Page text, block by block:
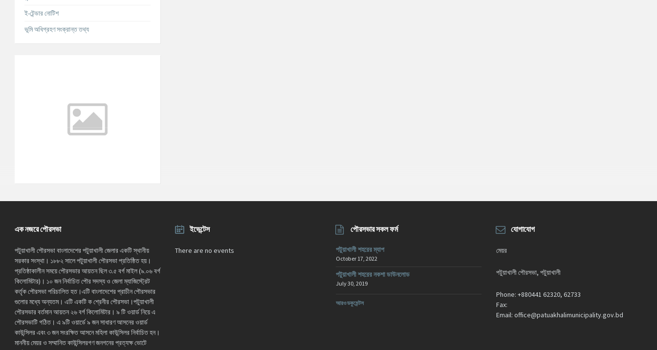
ই-টেন্ডার নোটিশ
ভূমি অধিগ্রহণ সংক্রান্ত তথ্য
এক নজরে পৌরসভা
পটুয়াখালী পৌরসভা বাংলাদেশের পটুয়াখালী জেলার একটি স্থানীয়
সরকার সংস্থা। ১৮৮২ সালে পটুয়াখালী পৌরসভা প্রতিষ্ঠিত হয়।
প্রতিষ্ঠাকালীন সময়ে পৌরসভার আয়তন ছিল ৩.৫ বর্গ মাইল (৯.০৬ বর্গ
কিলোমিটার)। ১০ জন নির্বাচিত পৌর সদস্য ও জেলা ম্যাজিস্ট্রেট
কর্তৃক পৌরসভা পরিচালিত হত।এটি বাংলাদেশের প্রাচীন পৌরসভার
গুলোর মধ্যে অন্যতম। এটি একটি ক শ্রেনীর পৌরসভা।পটুয়াখালী
পৌরসভার বর্তমান আয়তন ২৬ বর্গ কিলোমিটার। ৯ টি ওয়ার্ড নিয়ে এ
পৌরসভাটি গঠিত। এ ৯টি ওয়ার্ডে ৯ জন সাধারণ আসনের ওয়ার্ড
কাউন্সিলর এবং ৩ জন সংরক্ষিত আসনে মহিলা কাউন্সিলর নির্বাচিত হন।
মাননীয় মেয়র ও সম্মানিত কাউন্সিলরগণ জনগনের প্রত্যক্ষ ভোটে
ইভেন্টেস
There are no events
পৌরসভার সকল ফর্ম
পটুয়াখালী শহরের ম্যাপ
October 17, 2022
পটুয়াখালী শহরের নকশা ডাউনলোড
July 30, 2019
আরও ডকুমেন্টস
যোগাযোগ
মেয়র
পটুয়াখালী পৌরসভা, পটুয়াখালী
Phone:+880441 62320, 62733
Fax:
Email:office@patuakhalimunicipality.gov.bd